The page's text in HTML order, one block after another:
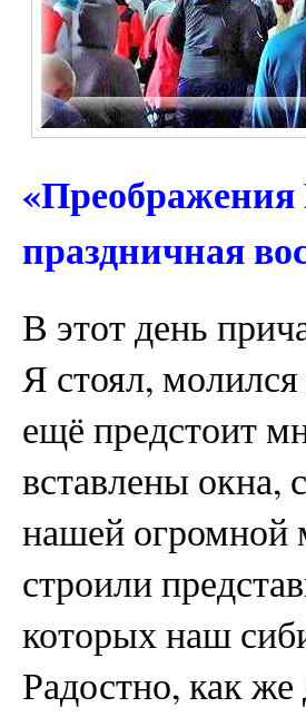
праздничная
В этот день
Я стоял,
ещё предстоит
вставлены окна,
нашей огромной
строили
которых наш
Радостно, как